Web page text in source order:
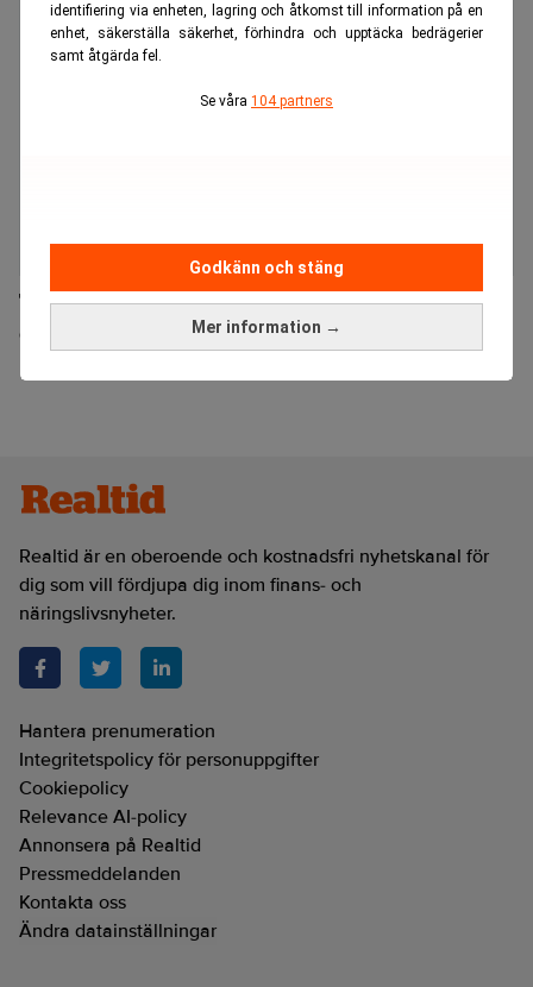
identifiering via enheten, lagring och åtkomst till information på en
enhet, säkerställa säkerhet, förhindra och upptäcka bedrägerier
samt åtgärda fel.
Se våra 104 partners
Mer information →
Godkänn och stäng
Tunga rådgivare anlitade när Cloetta förvärvar
Candyking
Realtid är en oberoende och kostnadsfri nyhetskanal för
dig som vill fördjupa dig inom finans- och
näringslivsnyheter.
Hantera prenumeration
Integritetspolicy för personuppgifter
Cookiepolicy
Relevance AI-policy
Annonsera på Realtid
Pressmeddelanden
Kontakta oss
Ändra datainställningar